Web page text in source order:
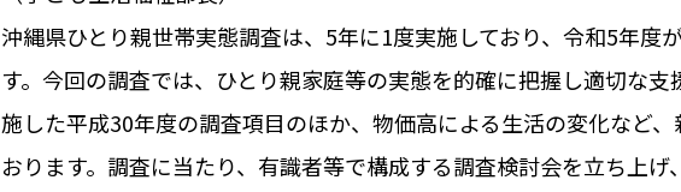
沖縄県ひとり親世帯実態調査は、5年に1度実施しており、令和5年度
す。今回の調査では、ひとり親家庭等の実態を的確に把握し適切な
施した平成30年度の調査項目のほか、物価高による生活の変化など
おります。調査に当たり、有識者等で構成する調査検討会を立ち上げ